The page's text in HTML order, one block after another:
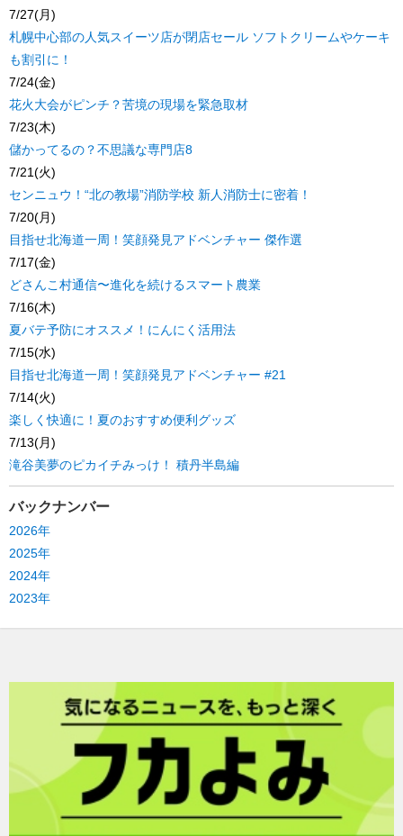
7/27(月)
札幌中心部の人気スイーツ店が閉店セール ソフトクリームやケーキ
も割引に！
7/24(金)
花火大会がピンチ？苦境の現場を緊急取材
7/23(木)
儲かってるの？不思議な専門店8
7/21(火)
センニュウ！“北の教場”消防学校 新人消防士に密着！
7/20(月)
目指せ北海道一周！笑顔発見アドベンチャー 傑作選
7/17(金)
どさんこ村通信〜進化を続けるスマート農業
7/16(木)
夏バテ予防にオススメ！にんにく活用法
7/15(水)
目指せ北海道一周！笑顔発見アドベンチャー #21
7/14(火)
楽しく快適に！夏のおすすめ便利グッズ
7/13(月)
滝谷美夢のピカイチみっけ！ 積丹半島編
バックナンバー
2026年
2025年
2024年
2023年